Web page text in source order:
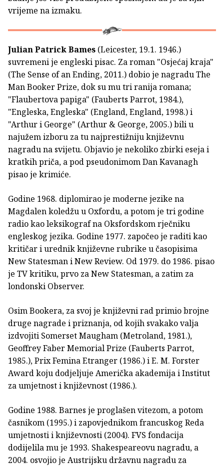
vrijeme na izmaku.
Julian Patrick Bames (Leicester, 19.1. 1946.)
suvremeni je engleski pisac. Za roman "Osjećaj kraja"
(The Sense of an Ending, 2011.) dobio je nagradu The
Man Booker Prize, dok su mu tri ranija romana;
"Flaubertova papiga" (Fauberts Parrot, 1984.),
"Engleska, Engleska" (England, England, 1998.) i
"Arthur i George" (Arthur & George, 2005.) bili u
najužem izboru za tu najprestižniju književnu
nagradu na svijetu. Objavio je nekoliko zbirki eseja i
kratkih priča, a pod pseudonimom Dan Kavanagh
pisao je krimiće.
Godine 1968. diplomirao je moderne jezike na
Magdalen koledžu u Oxfordu, a potom je tri godine
radio kao leksikograf na Oksfordskom rječniku
engleskog jezika. Godine 1977. započeo je raditi kao
kritičar i urednik književne rubrike u časopisima
New Statesman i New Review. Od 1979. do 1986. pisao
je TV kritiku, prvo za New Statesman, a zatim za
londonski Observer.
Osim Bookera, za svoj je književni rad primio brojne
druge nagrade i priznanja, od kojih svakako valja
izdvojiti Somerset Maugham (Metroland, 1981.),
Geoffrey Faber Memorial Prize (Fauberts Parrot,
1985.), Prix Femina Etranger (1986.) i E. M. Forster
Award koju dodjeljuje Američka akademija i Institut
za umjetnost i književnost (1986.).
Godine 1988. Barnes je proglašen vitezom, a potom
časnikom (1995.) i zapovjednikom francuskog Reda
umjetnosti i književnosti (2004). FVS fondacija
dodijelila mu je 1993. Shakespeareovu nagradu, a
2004. osvojio je Austrijsku državnu nagradu za